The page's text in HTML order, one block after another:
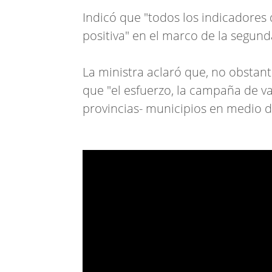
Indicó que "todos los
positiva" en el marco de la
La ministra aclaró que, no
que "el esfuerzo, la campaña de
provincias- municipios en medio